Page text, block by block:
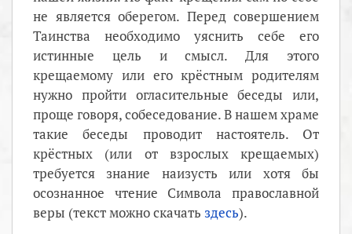
не является оберегом. Перед совершением
Таинства необходимо уяснить себе его
истинные цель и смысл. Для этого
крещаемому или его крёстным родителям
нужно пройти огласительные беседы или,
проще говоря, собеседование. В нашем храме
такие беседы проводит настоятель. От
крёстных (или от взрослых крещаемых)
требуется знание наизусть или хотя бы
осознанное чтение Символа православной
веры (текст можно скачать здесь).